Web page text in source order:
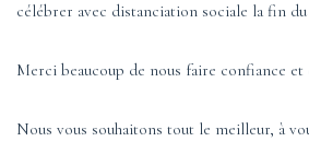
célébrer avec distanciation sociale la fin
Merci beaucoup de nous faire confiance et
Nous vous souhaitons tout le meilleur, à